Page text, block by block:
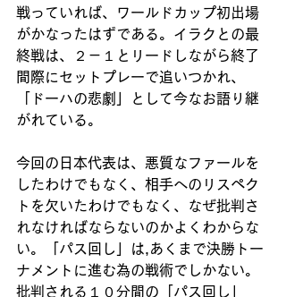
戦っていれば、ワールドカップ初出場
がかなったはずである。イラクとの最
終戦は、２－１とリードしながら終了
間際にセットプレーで追いつかれ、
「ドーハの悲劇」として今なお語り継
がれている。
今回の日本代表は、悪質なファールを
したわけでもなく、相手へのリスペク
トを欠いたわけでもなく、なぜ批判さ
れなければならないのかよくわからな
い。「パス回し」は,あくまで決勝トー
ナメントに進む為の戦術でしかない。
批判される１０分間の「パス回し」